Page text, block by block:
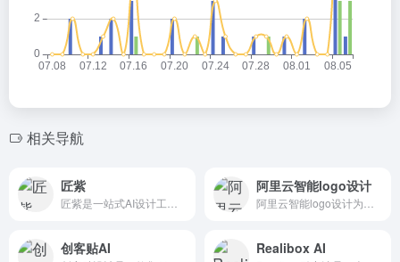
相关导航
匠紫 阿里云智能logo设计
创客贴AI Realibox AI